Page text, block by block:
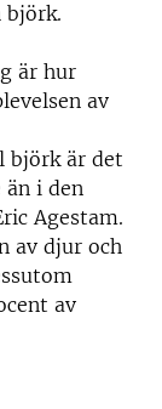
björk.
är hur
av
björk är det
i den
Agestam.
av djur och
av